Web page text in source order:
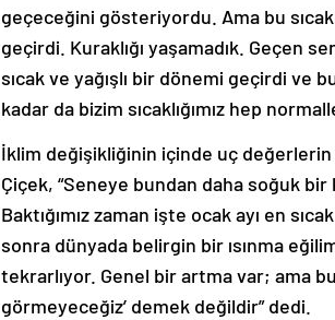
geçeceğini gösteriyordu. Ama bu
geçirdi. Kuraklığı yaşamadık. Geçen
sıcak ve yağışlı bir dönemi geçirdi ve
kadar da bizim sıcaklığımız hep
İklim değişikliğinin içinde uç
Çiçek, “Seneye bundan daha soğuk
Baktığımız zaman işte ocak ayı en
sonra dünyada belirgin bir ısınma
tekrarlıyor. Genel bir artma var; ama
görmeyeceğiz’ demek değildir” dedi.